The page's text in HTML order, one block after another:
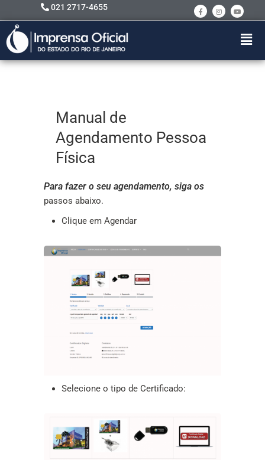
021 2717-4655
Manual de
Agendamento Pessoa
Física
Para fazer o seu agendamento, siga os
passos abaixo.
Clique em Agendar
Selecione o tipo de Certificado: